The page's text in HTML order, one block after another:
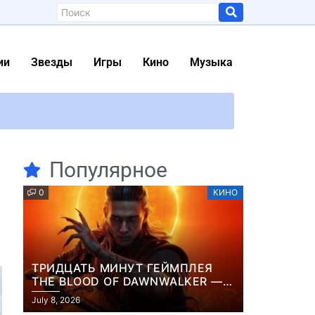
Звезды Игры Кино Музыка
сжатого воздуха Информация
нарисовал Акира Торияма
продлится ее реабилитация
Популярное
0 КИНО
ТРИДЦАТЬ МИНУТ ГЕЙМПЛЕЯ
THE BLOOD OF DAWNWALKER —
ЖУРНАЛИСТЫ ПОКАЗАЛИ
НАЧАЛО НОВОЙ ИГРЫ ОТ
July 8, 2026